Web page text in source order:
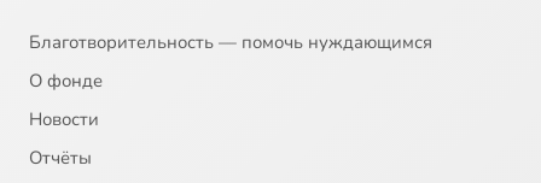
Благотворительность — помочь нуждающимся
О фонде
Новости
Отчёты